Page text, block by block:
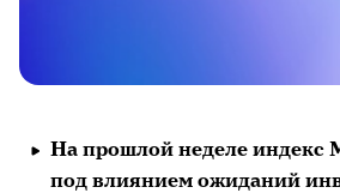
На прошлой неделе индекс
под влиянием ожиданий